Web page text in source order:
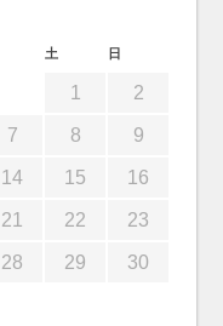
土 日
1 2
7 8 9
14 15 16
21 22 23
28 29 30